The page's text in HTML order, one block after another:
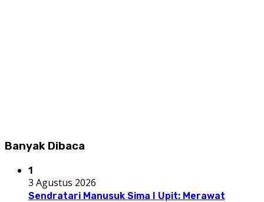
Banyak Dibaca
1
3 Agustus 2026
Sendratari Manusuk Sima I Upit: Merawat